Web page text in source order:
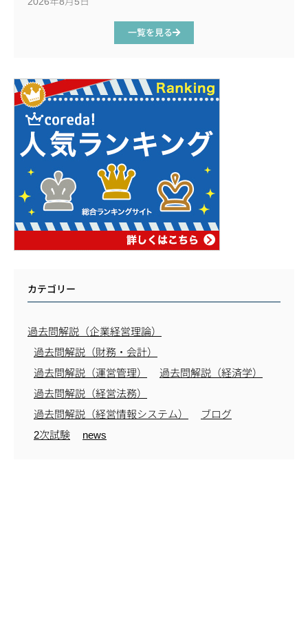
一覧を見る
カテゴリー
過去問解説（企業経営理論）
過去問解説（財務・会計）
過去問解説（運営管理）
過去問解説（経済学）
過去問解説（経営法務）
過去問解説（経営情報システム）
ブログ
2次試験
news